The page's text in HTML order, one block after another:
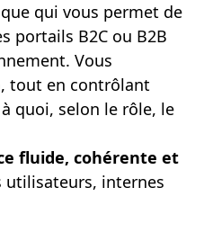
qui vous permet de
portails B2C ou B2B
Vous
tout en contrôlant
quoi, selon le rôle, le
fluide, cohérente et
utilisateurs, internes